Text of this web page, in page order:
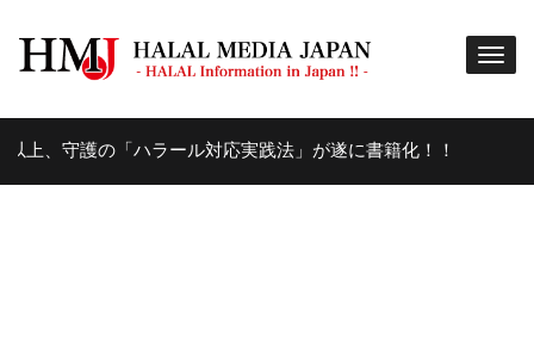
「ハラール対応実践法」が遂に書籍化！！ 8年 AGO